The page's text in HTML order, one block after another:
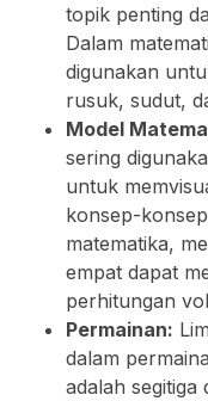
topik penting
Dalam
digunakan
rusuk, sudut,
Model
sering
untuk
konsep-
matematika,
empat dapat
perhitungan
Permainan:
dalam
adalah segitiga